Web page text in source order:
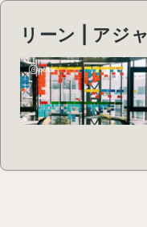
リーン | アジ